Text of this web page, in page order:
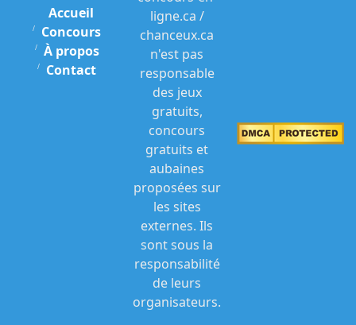
Accueil
Concours
À propos
Contact
ligne.ca /
chanceux.ca
n'est pas
responsable
des jeux
gratuits,
concours
gratuits et
aubaines
proposées sur
les sites
externes. Ils
sont sous la
responsabilité
de leurs
organisateurs.